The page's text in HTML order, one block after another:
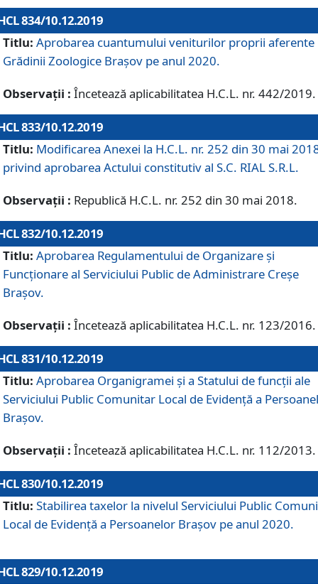
834/10.12.2019
Titlu: Aprobarea cuantumului veniturilor proprii aferente
Grădinii Zoologice Braşov pe anul 2020.
Observații : Încetează aplicabilitatea H.C.L. nr. 442/2019.
833/10.12.2019
Titlu: Modificarea Anexei la H.C.L. nr. 252 din 30 mai
privind aprobarea Actului constitutiv al S.C. RIAL S.R.L.
Observații : Republică H.C.L. nr. 252 din 30 mai 2018.
832/10.12.2019
Titlu: Aprobarea Regulamentului de Organizare și
Funcționare al Serviciului Public de Administrare Creșe
Brașov.
Observații : Încetează aplicabilitatea H.C.L. nr. 123/2016.
831/10.12.2019
Titlu: Aprobarea Organigramei și a Statului de funcții ale
Serviciului Public Comunitar Local de Evidență a
Brașov.
Observații : Încetează aplicabilitatea H.C.L. nr. 112/2013.
830/10.12.2019
Titlu: Stabilirea taxelor la nivelul Serviciului Public
Local de Evidenţă a Persoanelor Braşov pe anul 2020.
829/10.12.2019